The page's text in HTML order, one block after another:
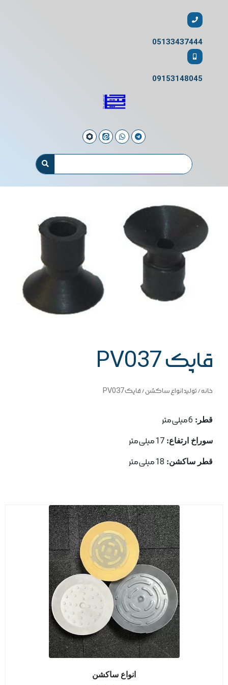
05133437444
09153148045
قاپک PV037
خانه/تولید انواع ساکشن/ قاپک PV037
قطر: 6 میلی متر
سوراخ ارتفاع: 17 میلی متر
قطر ساكشن: 18 میلی متر
انواع ساکشن